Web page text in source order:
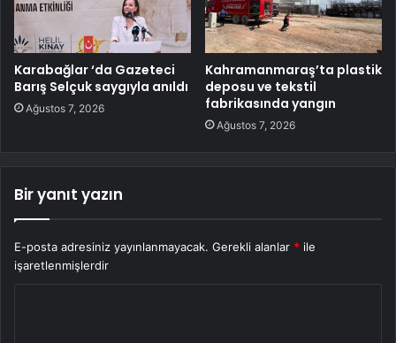
Karabağlar ‘da Gazeteci
Barış Selçuk saygıyla anıldı
Ağustos 7, 2026
Kahramanmaraş’ta plastik
deposu ve tekstil
fabrikasında yangın
Ağustos 7, 2026
Bir yanıt yazın
E-posta adresiniz yayınlanmayacak. Gerekli alanlar * ile
işaretlenmişlerdir